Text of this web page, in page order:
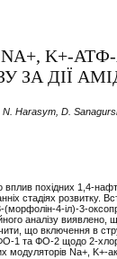
K+-
ЗА ДІЇ
Harasym, D.
вплив похідних 1,4-
стадіях розвитку.
4-іл)-3-
аналізу виявлено,
що включення в
1 та ФО-2 щодо 2-
модуляторів Na+, K+-